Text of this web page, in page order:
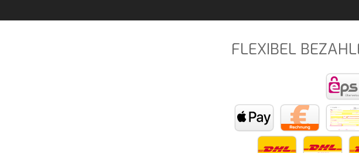
FLEXIBEL